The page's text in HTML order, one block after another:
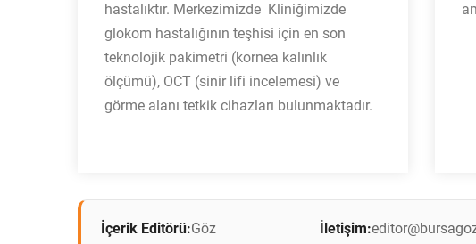
hastalıktır. Merkezimizde Kliniğimizde
glokom hastalığının teşhisi için en son
teknolojik pakimetri (kornea kalınlık
ölçümü), OCT (sinir lifi incelemesi) ve
görme alanı tetkik cihazları bulunmaktadır.
İçerik Editörü:Göz İletişim: